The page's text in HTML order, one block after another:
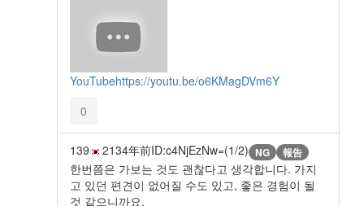
YouTubehttps://youtu.be/o6KMagDVm6Y
0
139 2134年前ID:c4NjEzNw=(1/2) NG 報告
한번쯤은 가보는 것도 괜찮다고 생각합니다. 가지
고 있던 편견이 없어질 수도 있고, 좋은 경험이 될
것 같으니까요.